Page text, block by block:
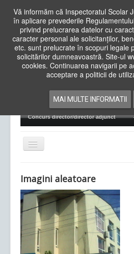
Vă informăm că Inspectoratul Scolar
în aplicare prevederile
privind prelucrarea datelor cu
caracter personal ale solicitanților,
etc. sunt prelucrate în scopuri legale
solicitărilor dumneavoastră. Site-ul
cookies. Continuarea navigarii pe
acceptare a politicii de
MAI MULTE INFORMATII
Cauta
in
siteAcasa Cadre Didactice
Examene Naționale
Concurs director/director adjunct
Comută
navigarea
Ultimele articole: Vi, 04.11.2022 -
Județean
Imagini aleatoare